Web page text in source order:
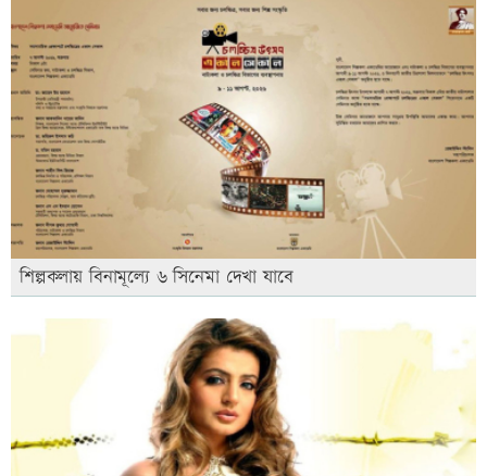
শিল্পকলায় বিনামূল্যে ৬ সিনেমা দেখা যাবে